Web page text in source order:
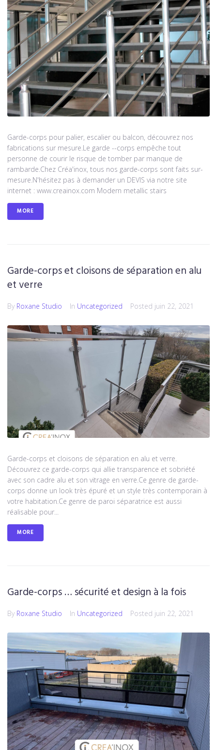
Garde-corps pour palier, escalier ou balcon, découvrez nos
fabrications sur mesure.Le garde --corps empêche tout
personne de courir le risque de tomber par manque de
rambarde.Chez Créa'inox, tous nos garde-corps sont faits sur-
mesure.N'hésitez pas à demander un DEVIS via notre site
internet : www.creainox.com Modern metallic stairs
MORE
Garde-corps et cloisons de séparation en alu
et verre
By Roxane Studio In Uncategorized Posted juin 22, 2021
Garde-corps et cloisons de séparation en alu et verre.
Découvrez ce garde-corps qui allie transparence et sobriété
avec son cadre alu et son vitrage en verre.Ce genre de garde-
corps donne un look très épuré et un style très contemporain à
votre habitation.Ce genre de paroi séparatrice est aussi
réalisable pour...
MORE
Garde-corps … sécurité et design à la fois
By Roxane Studio In Uncategorized Posted juin 22, 2021